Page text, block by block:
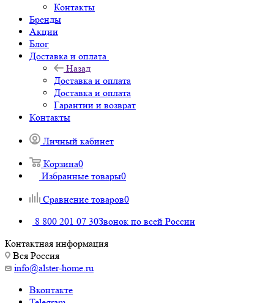
Контакты
Бренды
Акции
Блог
Доставка и оплата
Назад
Доставка и оплата
Доставка и оплата
Гарантии и возврат
Контакты
Личный кабинет
Корзина0
Избранные товары0
Сравнение товаров0
8 800 201 07 30Звонок по всей России
Контактная информация
Вся Россия
info@alster-home.ru
Вконтакте